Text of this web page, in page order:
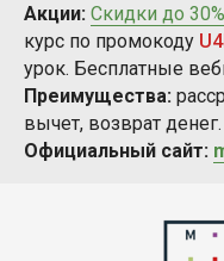
Акции: Скидки до 30%
курс по промокоду
урок. Бесплатные
Преимущества:
вычет, возврат денег.
Официальный сайт: